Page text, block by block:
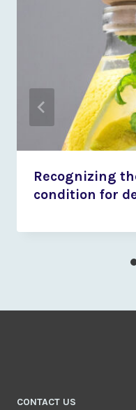
Recognizing
condition for
CONTACT US